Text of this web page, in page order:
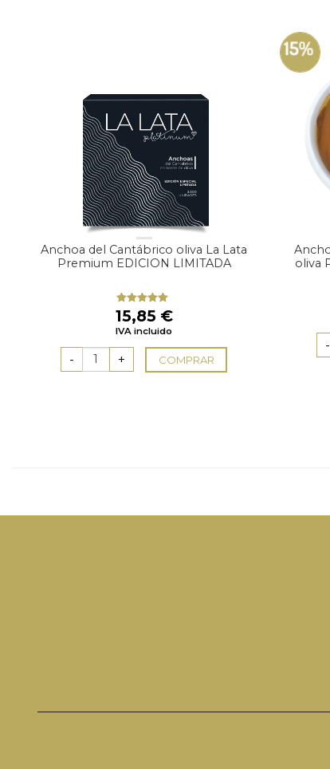
Anchoa del Cantábrico oliva La Lata
Premium EDICION LIMITADA
Valorado
con5.00 de
5
15,85 €
IVA incluido
COMPRAR
15%
oliva